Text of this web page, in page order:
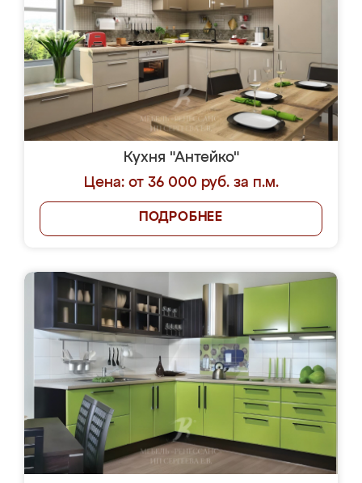
Кухня "Антейко"
Цена: от 36 000 руб. за п.м.
ПОДРОБНЕЕ